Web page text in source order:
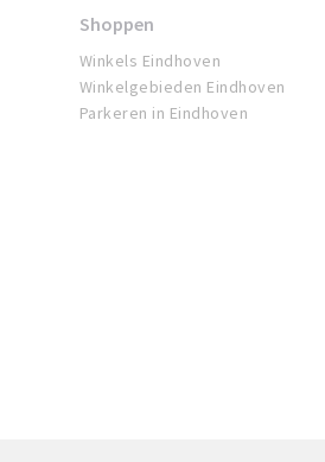
Shoppen
Winkels Eindhoven
Winkelgebieden Eindhoven
Parkeren in Eindhoven